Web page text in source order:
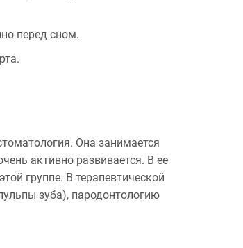
перед сном.
Она занимается
активно развивается. В ее
группе. В терапевтической
зуба), пародонтологию